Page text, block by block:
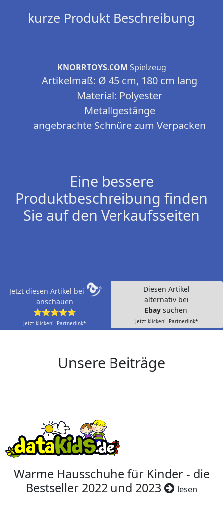
kurze Produkt Beschreibung
KNORRTOYS.COM Spielzeug
Artikelmaß: Ø 45 cm, 180 cm lang
Material: Polyester
Metallgestänge
angebrachte Schnüre zum Verpacken
Eine bessere
Produktbeschreibung finden
Sie auf den Verkaufsseiten
Jetzt diesen Artikel bei
anschauen
⭐⭐⭐⭐⭐
Jetzt klicken!- Partnerlink*
Diesen Artikel
alternativ bei
Ebay suchen
Jetzt klicken!- Partnerlink*
Unsere Beiträge
Warme Hausschuhe für Kinder - die
Bestseller 2022 und 2023
lesen